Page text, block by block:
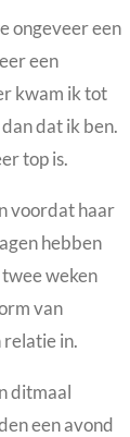
ongeveer een
een
kwam ik tot
dat ik ben.
top is.
voordat haar
hebben
weken
van
relatie in.
ditmaal
een avond